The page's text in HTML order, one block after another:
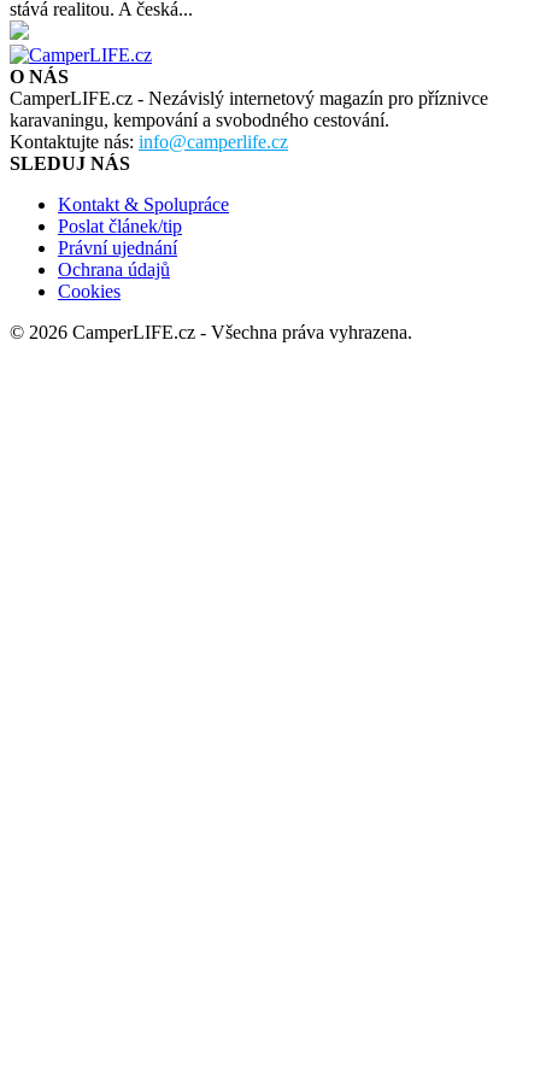
stává realitou. A česká...
O NÁS
CamperLIFE.cz - Nezávislý internetový magazín pro příznivce
karavaningu, kempování a svobodného cestování.
Kontaktujte nás: info@camperlife.cz
SLEDUJ NÁS
Kontakt & Spolupráce
Poslat článek/tip
Právní ujednání
Ochrana údajů
Cookies
© 2026 CamperLIFE.cz - Všechna práva vyhrazena.